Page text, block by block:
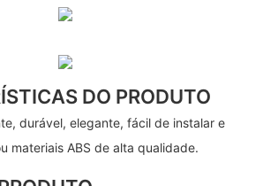
DO PRODUTO
durável, elegante, fácil de instalar e
materiais ABS de alta qualidade.